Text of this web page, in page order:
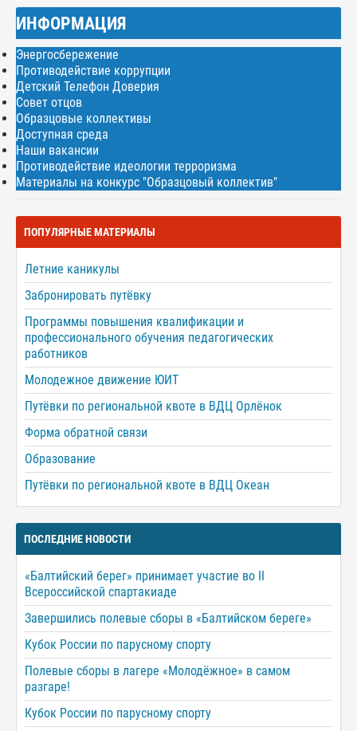
ИНФОРМАЦИЯ
Энергосбережение
Противодействие коррупции
Детский Телефон Доверия
Совет отцов
Образцовые коллективы
Доступная среда
Наши вакансии
Противодействие идеологии терроризма
Материалы на конкурс "Образцовый коллектив"
ПОПУЛЯРНЫЕ МАТЕРИАЛЫ
Летние каникулы
Забронировать путёвку
Программы повышения квалификации и
профессионального обучения педагогических
работников
Молодежное движение ЮИТ
Путёвки по региональной квоте в ВДЦ Орлёнок
Форма обратной связи
Образование
Путёвки по региональной квоте в ВДЦ Океан
ПОСЛЕДНИЕ НОВОСТИ
«Балтийский берег» принимает участие во II
Всероссийской спартакиаде
Завершились полевые сборы в «Балтийском береге»
Кубок России по парусному спорту
Полевые сборы в лагере «Молодёжное» в самом
разгаре!
Кубок России по парусному спорту